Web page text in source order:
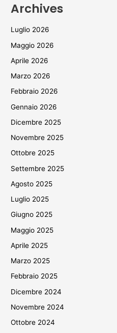
Archives
Luglio 2026
Maggio 2026
Aprile 2026
Marzo 2026
Febbraio 2026
Gennaio 2026
Dicembre 2025
Novembre 2025
Ottobre 2025
Settembre 2025
Agosto 2025
Luglio 2025
Giugno 2025
Maggio 2025
Aprile 2025
Marzo 2025
Febbraio 2025
Dicembre 2024
Novembre 2024
Ottobre 2024